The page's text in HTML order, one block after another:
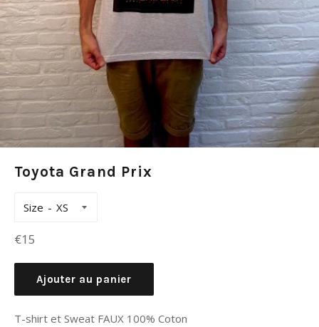
Toyota Grand Prix
Size
Prix
€15
Ajouter au panier
T-shirt et Sweat FAUX 100% Coton